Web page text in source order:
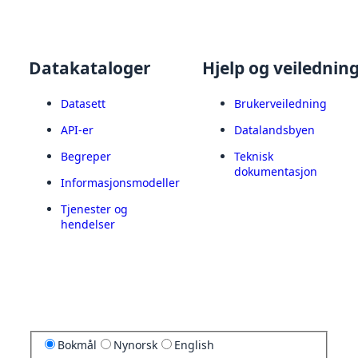
Datakataloger
Datasett
API-er
Begreper
Informasjonsmodeller
Tjenester og
hendelser
Hjelp og
Brukerveiledning
Datalandsbyen
Teknisk
dokumentasjon
Bokmål Nynorsk English